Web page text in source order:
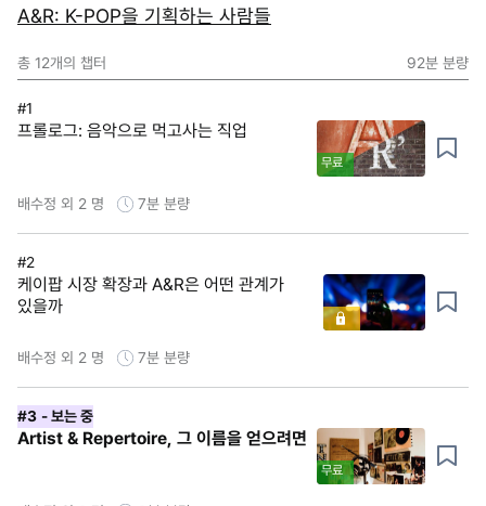
A&R: K-POP을 기획하는 사람들
총 12개의 챕터 92분 분량
#1
프롤로그: 음악으로 먹고사는 직업
무료
배수정 외 2 명 7분 분량
#2
케이팝 시장 확장과 A&R은 어떤 관계가
있을까
배수정 외 2 명 7분 분량
#3 - 보는 중
Artist & Repertoire, 그 이름을 얻으려면
무료